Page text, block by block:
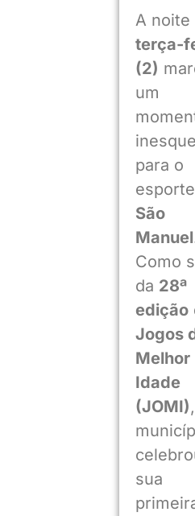
A noite
terça-
(2)
um
para o
São
Manuel
Como
da 28ª
edição
Jogos
Melhor
Idade
(JOMI)
sua